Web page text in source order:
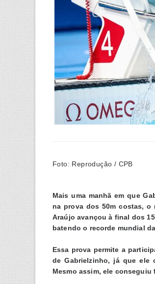
Foto: Reprodução / CPB
Mais uma manhã em que
na prova dos 50m costas, o
Araújo avançou à final dos
batendo o recorde mundial
Essa prova permite a
de Gabrielzinho, já que ele
Mesmo assim, ele